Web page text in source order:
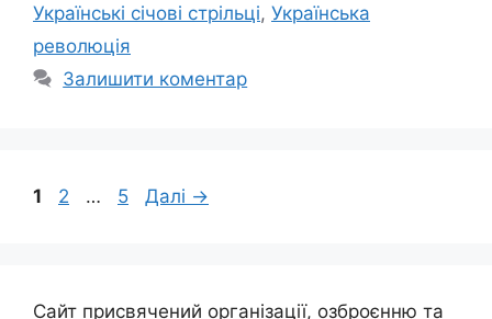
Українські січові стрільці, Українська
революція
Залишити коментар
Сторінка
1 Сторінка
2 … Сторінка
5 Далі →
Сайт присвячений організації, озброєнню та